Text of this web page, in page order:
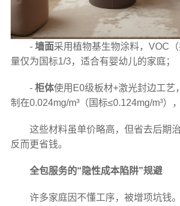
- 墙面采用植物基生物涂料，VOC
量仅为国标1/3，适合有婴幼儿的家庭；
- 柜体使用E0级板材+激光封边工艺
制在0.024mg/m³（国标≤0.124mg/m³）
这些材料虽单价略高，但省去后期
反而更省钱。
全包服务的“隐性成本陷阱”规避
许多家庭因不懂工序，被增项坑钱